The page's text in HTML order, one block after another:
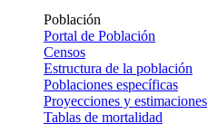
Población
Portal de Población
Censos
Estructura de la población
Poblaciones específicas
Proyecciones y estimaciones
Tablas de mortalidad